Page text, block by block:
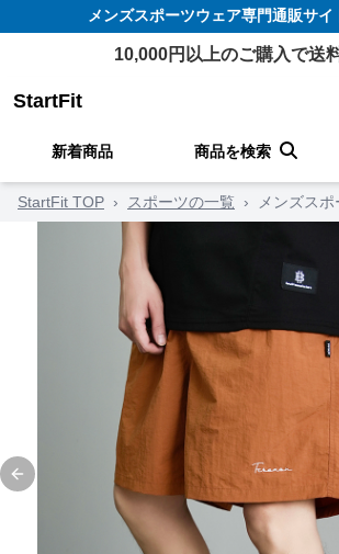
メンズスポーツウェア専門通販サイ
10,000円以上のご購入で送
StartFit
新着商品 商品を検索
StartFit TOP › スポーツの一覧 › メンズス
Previous slide